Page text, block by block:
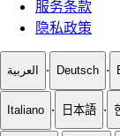
服务条款
隐私政策
العربية · Deutsch ·
Italiano · 日本語 ·